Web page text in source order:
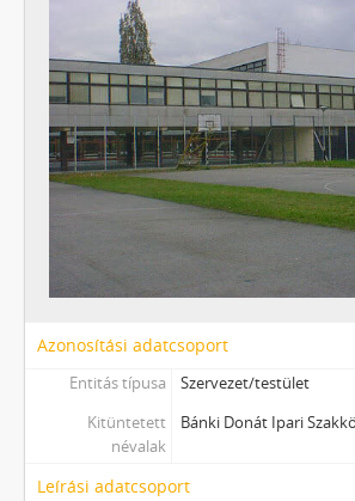
Azonosítási adatcsoport
Entitás típusa
Szervezet/testület
Kitüntetett
névalak
Bánki Donát Ipari
Leírási adatcsoport